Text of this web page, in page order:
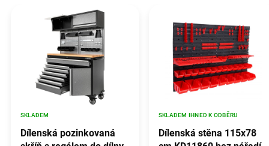
Dílenská pozinkovaná
SKLADEM
Dílenská stěna 115x78
SKLADEM IHNED K ODBĚRU